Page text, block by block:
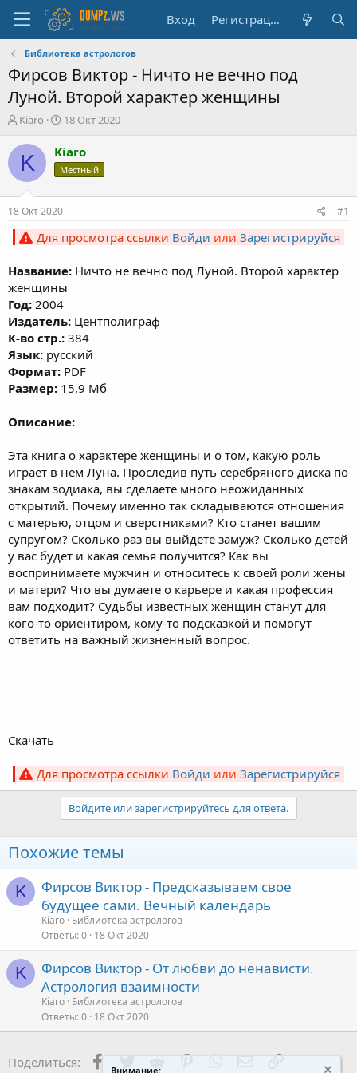
Вход Регистрация
Библиотека астрологов
Фирсов Виктор - Ничто не вечно под
Луной. Второй характер женщины
А
т
о
р
е
м
ы
Kiaro
Д
т
а
н
л
а
18 Окт 2020
K Kiaro
Местный
18 Окт 2020 #1
Для просмотра ссылки Войди или Зарегистрируйся
Название: Ничто не вечно под Луной. Второй характер
женщины
Год: 2004
Издатель: Центполиграф
К-во стр.: 384
Язык: русский
Формат: PDF
Размер: 15,9 Мб
Описание:
Эта книга о характере женщины и о том, какую роль
играет в нем Луна. Проследив путь серебряного диска по
знакам зодиака, вы сделаете много неожиданных
открытий. Почему именно так складываются отношения
с матерью, отцом и сверстниками? Кто станет вашим
супругом? Сколько раз вы выйдете замуж? Сколько детей
у вас будет и какая семья получится? Как вы
воспринимаете мужчин и относитесь к своей роли жены
и матери? Что вы думаете о карьере и какая профессия
вам подходит? Судьбы известных женщин станут для
кого-то ориентиром, кому-то подсказкой и помогут
ответить на важный жизненный вопрос.
Скачать
Для просмотра ссылки Войди или Зарегистрируйся
Войдите или зарегистрируйтесь для ответа.
Похожие темы
K
Фирсов Виктор - Предсказываем свое
будущее сами. Вечный календарь
Kiaro Библиотека астрологов
Ответы 0 18 Окт 2020
K
Фирсов Виктор - От любви до ненависти.
Астрология взаимности
Kiaro Библиотека астрологов
Ответы 0 18 Окт 2020
Поделиться: Facebook
TwitterRedditPinterestWhatsAppЭлектронная
Ссылка
Внимание: